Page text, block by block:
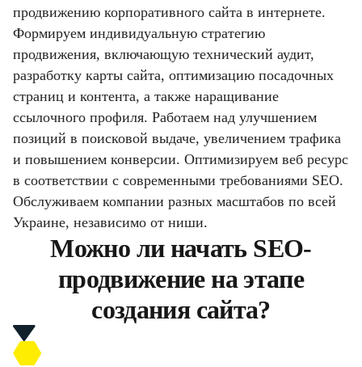
продвижению корпоративного сайта в интернете.
Формируем индивидуальную стратегию
продвижения, включающую технический аудит,
разработку карты сайта, оптимизацию посадочных
страниц и контента, а также наращивание
ссылочного профиля. Работаем над улучшением
позиций в поисковой выдаче, увеличением трафика
и повышением конверсии. Оптимизируем веб ресурс
в соответствии с современными требованиями SEO.
Обслуживаем компании разных масштабов по всей
Украине, независимо от ниши.
Можно ли начать SEO-
продвижение на этапе
создания сайта?